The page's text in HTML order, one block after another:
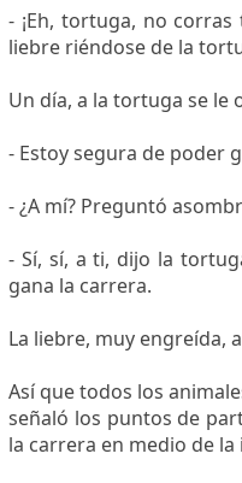
- ¡Eh, tortuga, no
liebre riéndose de la
Un día, a la tortuga se le
- Estoy segura de poder
- ¿A mí? Preguntó
- Sí, sí, a ti, dijo la
gana la carrera.
La liebre, muy engreída,
Así que todos los
señaló los puntos de
la carrera en medio de